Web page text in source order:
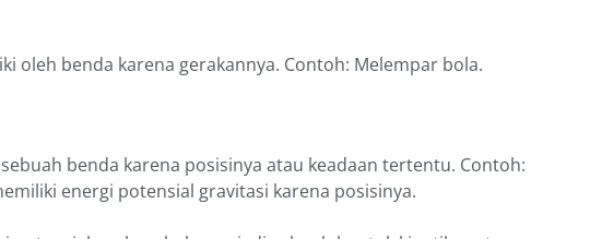
oleh benda karena gerakannya. Contoh: Melempar bola.
benda karena posisinya atau keadaan tertentu. Contoh:
energi potensial gravitasi karena posisinya.